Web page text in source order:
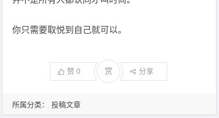
你只需要取悦到自己就可以。
赞0 赏 分享
所属分类： 投稿文章